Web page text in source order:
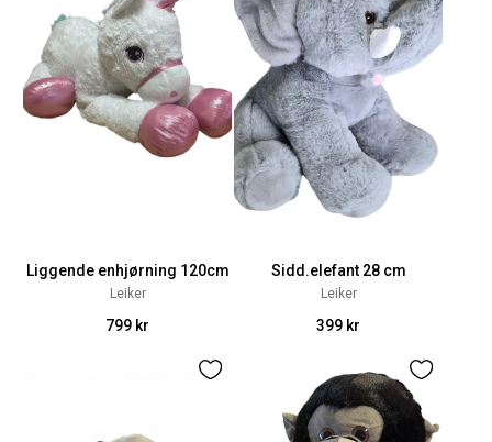
Liggende enhjørning 120cm
Leiker
799 kr
Sidd.elefant 28 cm
Leiker
399 kr